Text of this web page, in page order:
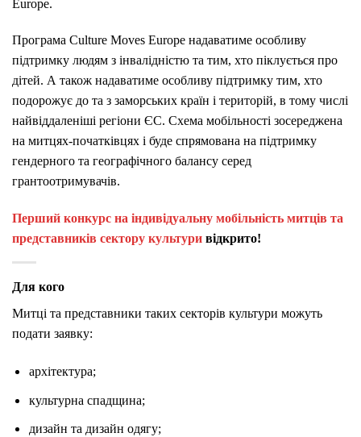
Europe.
Програма Culture Moves Europe надаватиме особливу
підтримку людям з інвалідністю та тим, хто піклується про
дітей. А також надаватиме особливу підтримку тим, хто
подорожує до та з заморських країн і територій, в тому числі
найвіддаленіші регіони ЄС. Схема мобільності зосереджена
на митцях-початківцях і буде спрямована на підтримку
гендерного та географічного балансу серед
грантоотримувачів.
Перший конкурс на індивідуальну мобільність митців та
представників сектору культури відкрито!
Для кого
Митці та представники таких секторів культури можуть
подати заявку:
архітектура;
культурна спадщина;
дизайн та дизайн одягу;